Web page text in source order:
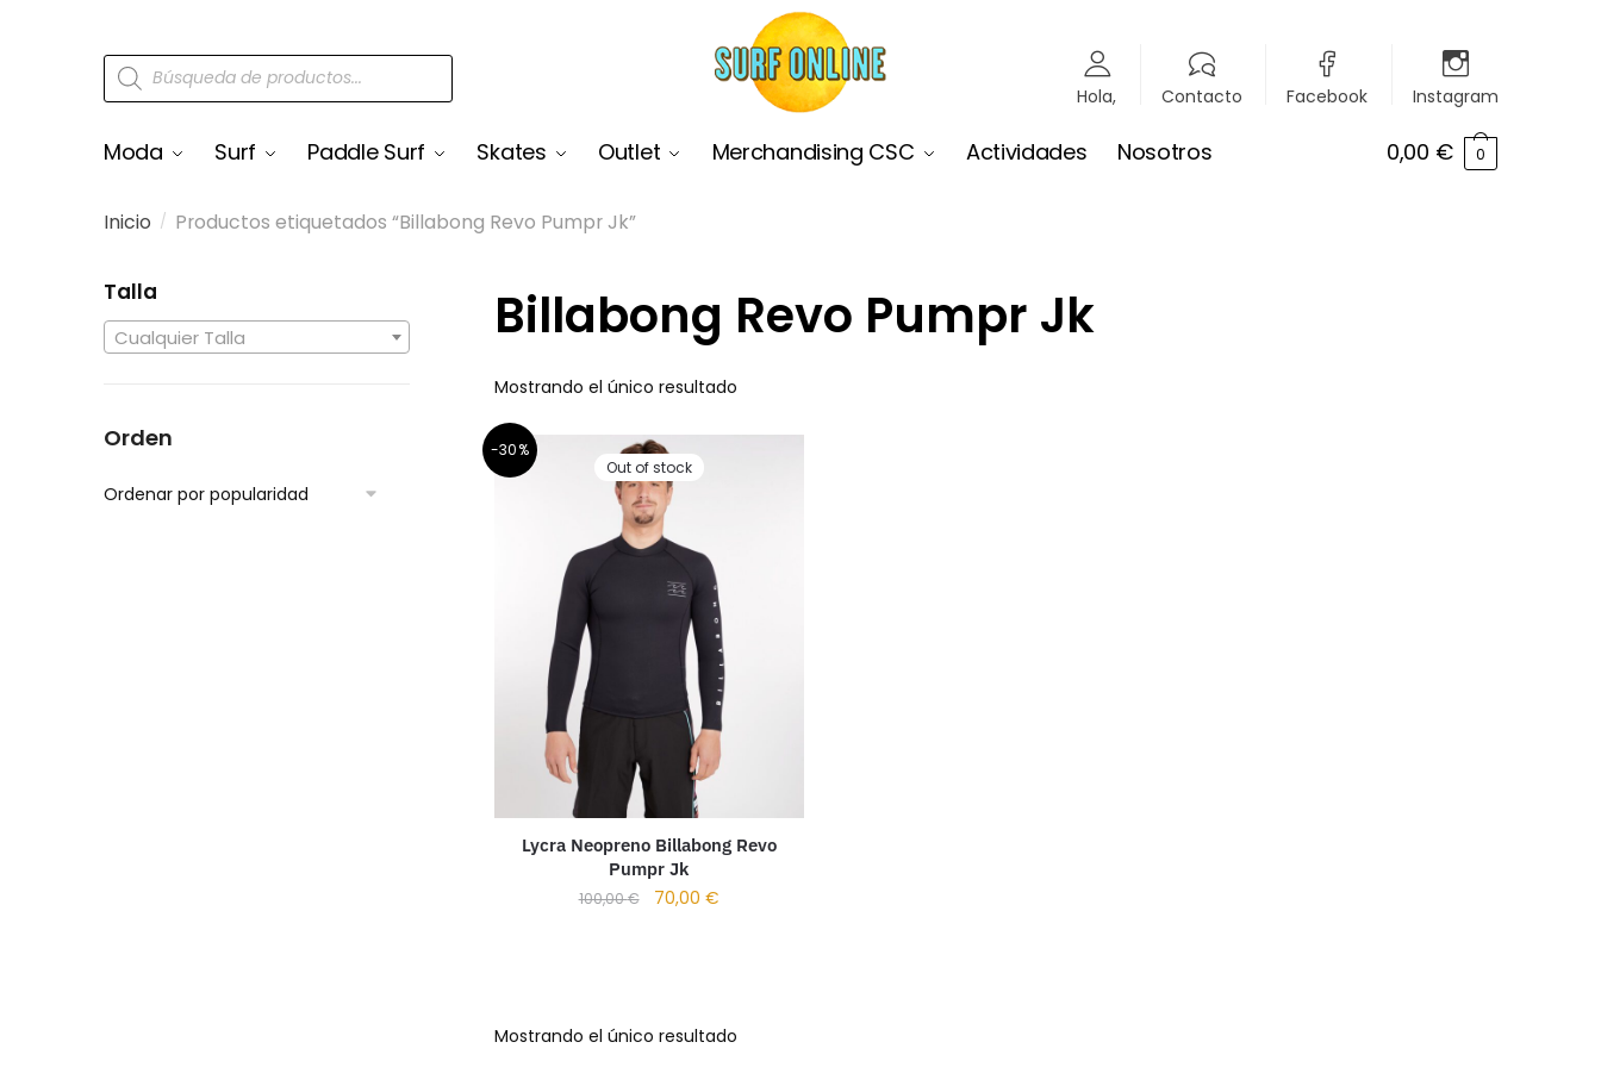
Hola, Contacto Facebook Instagram
Moda Surf Paddle Surf Skates Outlet Merchandising CSC Actividades Nosotros 0,00 € 0
Inicio / Productos etiquetados “Billabong Revo Pumpr Jk”
Billabong Revo Pumpr Jk
Mostrando el único resultado
-30%
Out of stock
Lycra Neopreno Billabong Revo
Pumpr Jk
100,00€ 70,00 €
Mostrando el único resultado
Talla
Cualquier Talla
Orden